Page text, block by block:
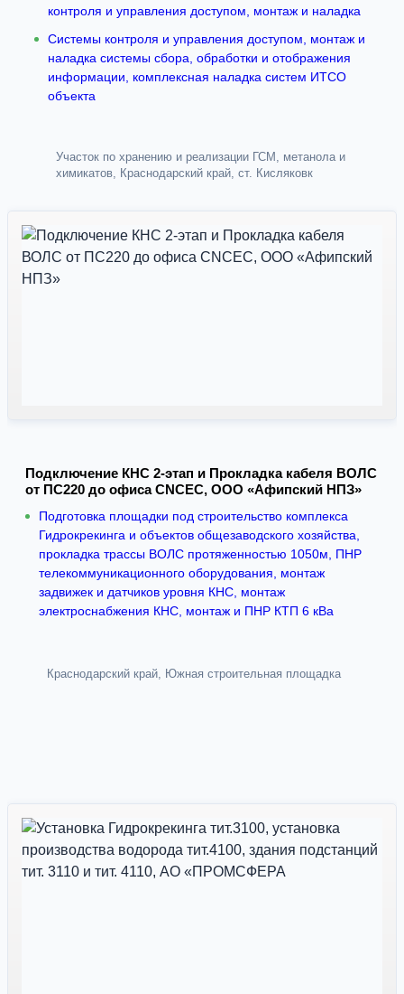
контроля и управления доступом, монтаж и наладка
Системы контроля и управления доступом, монтаж и
наладка системы сбора, обработки и отображения
информации, комплексная наладка систем ИТСО
объекта
Участок по хранению и реализации ГСМ, метанола и
химикатов, Краснодарский край, ст. Кисляковк
Подключение КНС 2-этап и Прокладка кабеля ВОЛС
от ПС220 до офиса CNCEC, ООО «Афипский НПЗ»
Подготовка площадки под строительство комплекса
Гидрокрекинга и объектов общезаводского хозяйства,
прокладка трассы ВОЛС протяженностью 1050м, ПНР
телекоммуникационного оборудования, монтаж
задвижек и датчиков уровня КНС, монтаж
электроснабжения КНС, монтаж и ПНР КТП 6 кВа
Краснодарский край, Южная строительная площадка